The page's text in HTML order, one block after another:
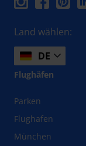
Land wählen:
DE
Flughäfen
Parken
Flughafen
München